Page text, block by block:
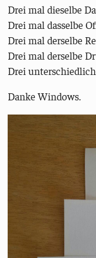
Drei mal dieselbe
Drei mal dasselbe
Drei mal derselbe
Drei mal derselbe
Drei
Danke Windows.